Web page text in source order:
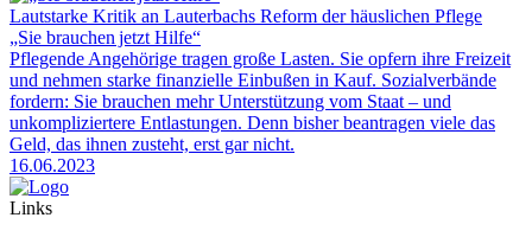
Lautstarke Kritik an Lauterbachs Reform der häuslichen Pflege
„Sie brauchen jetzt Hilfe“
Pflegende Angehörige tragen große Lasten. Sie opfern ihre Freizeit
und nehmen starke finanzielle Einbußen in Kauf. Sozialverbände
fordern: Sie brauchen mehr Unterstützung vom Staat – und
unkompliziertere Entlastungen. Denn bisher beantragen viele das
Geld, das ihnen zusteht, erst gar nicht.
16.06.2023
Links